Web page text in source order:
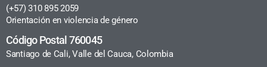
(+57) 310 895 2059
Orientación en violencia de género
Código Postal 760045
Santiago de Cali, Valle del Cauca, Colombia